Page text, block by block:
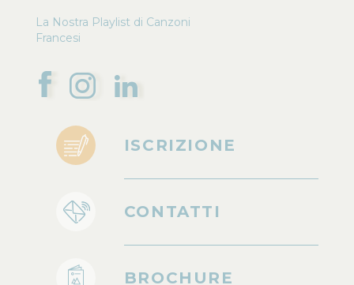
La Nostra Playlist di Canzoni
Francesi
ISCRIZIONE
CONTATTI
BROCHURE